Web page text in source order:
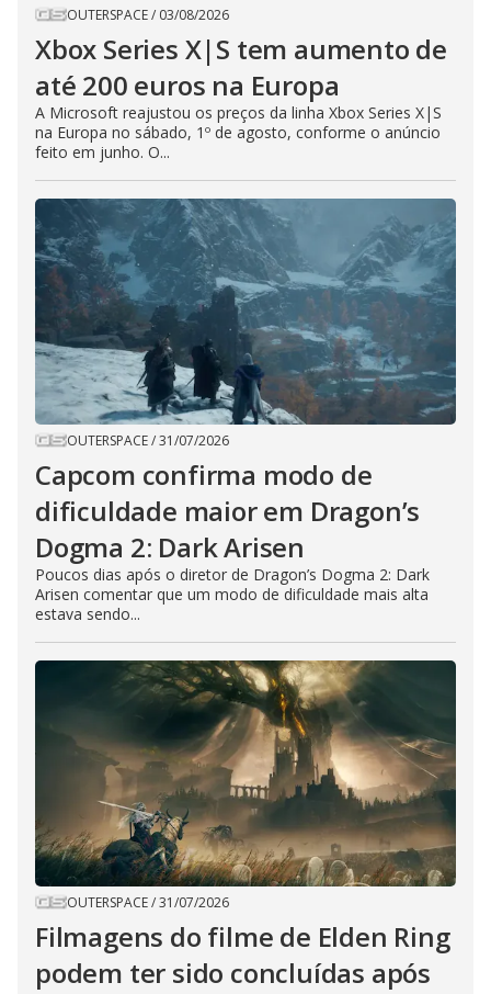
OUTERSPACE/ 03/08/2026
Xbox Series X|S tem aumento de
até 200 euros na Europa
A Microsoft reajustou os preços da linha Xbox Series X|S
na Europa no sábado, 1º de agosto, conforme o anúncio
feito em junho. O...
OUTERSPACE/31/07/2026
Capcom confirma modo de
dificuldade maior em Dragon’s
Dogma 2: Dark Arisen
Poucos dias após o diretor de Dragon’s Dogma 2: Dark
Arisen comentar que um modo de dificuldade mais alta
estava sendo...
OUTERSPACE/31/07/2026
Filmagens do filme de Elden Ring
podem ter sido concluídas após